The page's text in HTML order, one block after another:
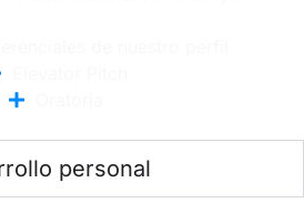
personal